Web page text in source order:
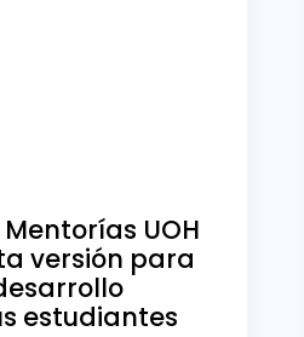
UOH
versión para
estudiantes